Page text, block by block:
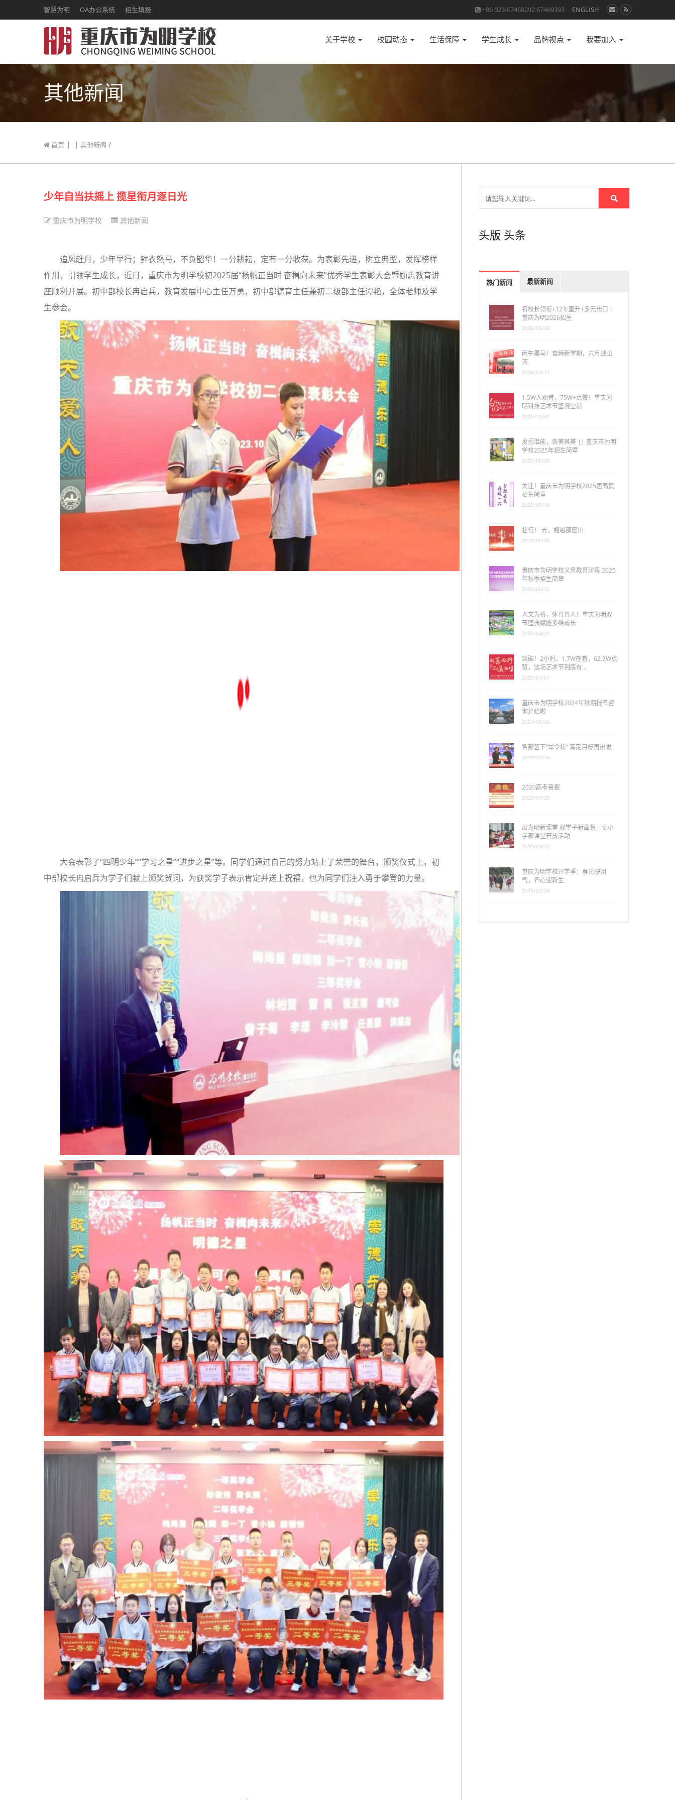
智慧为明 OA办公系统 招生填报 +86 023-67469292 67469393 ENGLISH
关于学校 校园动态 生活保障 学生成长 品牌视点 我要加入
其他新闻
首页 | | 其他新闻 /
少年自当扶摇上 揽星衔月逐日光
重庆市为明学校 其他新闻
追风赶月，少年早行；鲜衣怒马，不负韶华！一分耕耘，定有一分收获。为表彰先进，树立典型，发挥榜样
作用，引领学生成长，近日，重庆市为明学校初2025届“扬帆正当时 奋楫向未来”优秀学生表彰大会暨励志教育讲
座顺利开展。初中部校长冉启兵，教育发展中心主任万勇，初中部德育主任兼初二级部主任谭艳，全体老师及学
生参会。
大会表彰了“四明少年”“学习之星”“进步之星”等。同学们通过自己的努力站上了荣誉的舞台，颁奖仪式上，初
中部校长冉启兵为学子们献上颁奖贺词，为获奖学子表示肯定并送上祝福，也为同学们注入勇于攀登的力量。
头版 头条
热门新闻 最新新闻
名校长领衔+12年直升+多元出口｜
重庆为明2026招生
2026/05/28
丙午黑马！奋蹄新学期，六月战山
河
2026/03/11
1.5W人观看，75W+点赞！重庆为
明科技艺术节盛况空前
2025/12/31
发掘潜能，各美其美 || 重庆市为明
学校2025年招生简章
2025/06/20
关注！重庆市为明学校2025届高复
招生简章
2025/06/16
壮行！ 去，翻越那座山
2025/06/06
重庆市为明学校义务教育阶段 2025
年秋季招生简章
2025/05/22
人文为桥，体育育人！重庆为明双
节盛典赋能多维成长
2025/04/21
突破！2小时，1.7W在看，62.3W点
赞，这场艺术节到底有…
2025/01/01
重庆市为明学校2024年秋期报名咨
询开始啦
2024/06/26
各部签下“军令状” 笃定目标再出发
2019/03/19
2020高考喜报
2020/07/25
展为明新课堂 观学子新面貌—记小
学部课堂开放活动
2019/03/22
重庆为明学校开学季：春光映朝
气，齐心迎新生
2019/02/24